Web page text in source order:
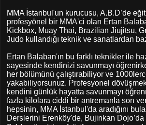
MMA İstanbul'un kurucusu, A.B.D’de
profesyönel bir MMA'ci olan Ertan
Kickbox, Muay Thai, Brazilian Jiujitsu,
Judo kullandığı teknik ve sanatlardan
Ertan Balaban'ın bu farklı teknikler ile
sayesinde kendinizi savunmayı
her bölümünü çalıştırabiliyor ve
yakabiliyorsunuz. Profesyonel
kendini günlük hayatta savunmayı
fazla kilolara ciddi bir antremanla son
hepsinin, MMA İstanbul'da aradığını
Derslerini Erenköy'de, Bujinkan